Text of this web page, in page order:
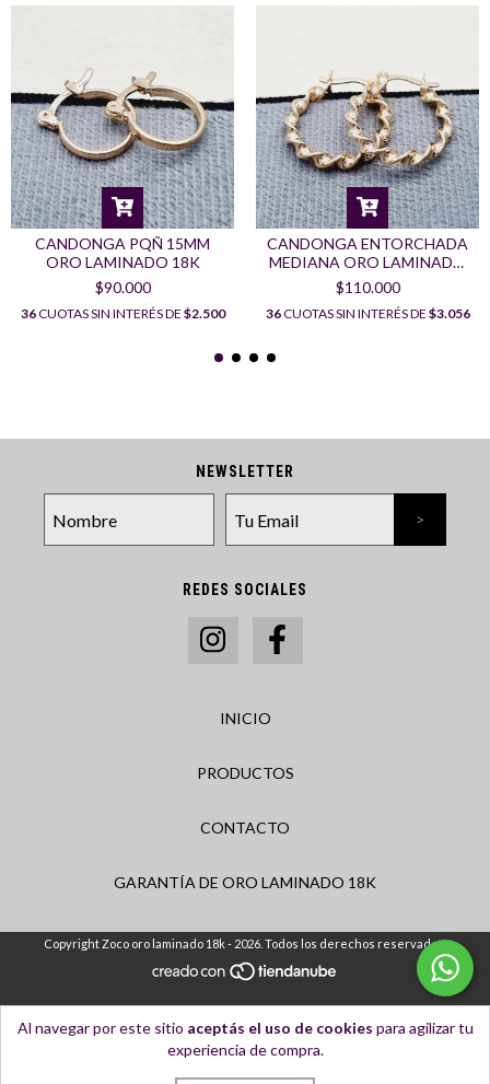
Al navegar por este sitio aceptás el uso de cookies para agilizar tu
experiencia de compra.
CANDONGA PQÑ 15MM
ORO LAMINADO 18K
$90.000
36CUOTAS SIN INTERÉS DE $2.500
CANDONGA ENTORCHADA
MEDIANA ORO LAMINADO
18K
$110.000
36CUOTAS SIN INTERÉS DE $3.056
NEWSLETTER
REDES SOCIALES
INICIO
PRODUCTOS
CONTACTO
GARANTÍA DE ORO LAMINADO 18K
Copyright Zoco oro laminado 18k - 2026. Todos los derechos reservados.